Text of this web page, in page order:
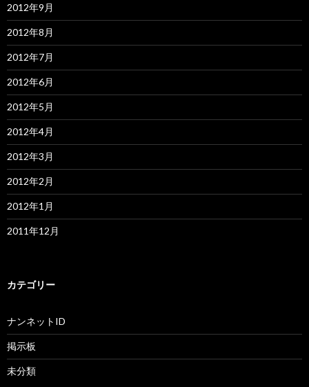
2012年9月
2012年8月
2012年7月
2012年6月
2012年5月
2012年4月
2012年3月
2012年2月
2012年1月
2011年12月
カテゴリー
ナンネットID
掲示板
未分類